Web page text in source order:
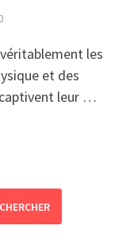
les
et des
leur …